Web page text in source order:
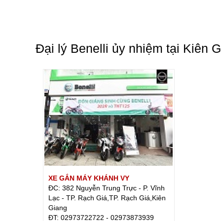
Đại lý Benelli ủy nhiệm tại Kiên
XE GẮN MÁY KHÁNH VY
ĐC: 382 Nguyễn Trung Trực - P. Vĩnh
Lạc - TP. Rạch Giá,TP. Rạch Giá,Kiên
Giang
ÐT: 02973722722 - 02973873939